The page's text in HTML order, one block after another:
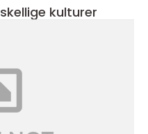
kulturer